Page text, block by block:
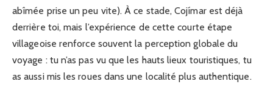
abîmée prise un peu vite). À ce stade, Cojímar est déjà
derrière toi, mais l’expérience de cette courte étape
villageoise renforce souvent la perception globale du
voyage : tu n’as pas vu que les hauts lieux touristiques, tu
as aussi mis les roues dans une localité plus authentique.